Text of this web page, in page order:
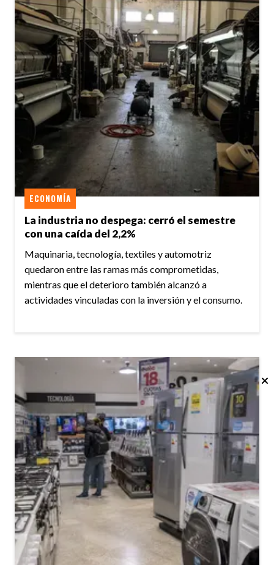
La industria no despega: cerró el semestre
con una caída del 2,2%
ECONOMÍA
Maquinaria, tecnología, textiles y automotriz
quedaron entre las ramas más comprometidas,
mientras que el deterioro también alcanzó a
actividades vinculadas con la inversión y el consumo.